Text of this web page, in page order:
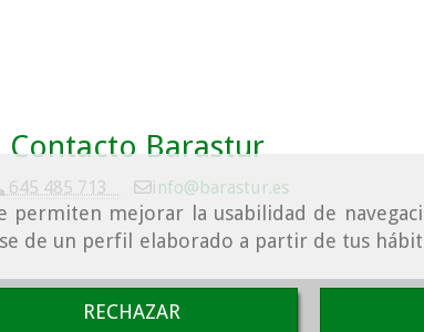
mejorar la usabilidad de
de un perfil elaborado a partir de tus
RECHAZAR
Contacto Barastur
645 485 713 info barastur.es
Condiciones de venta Política de